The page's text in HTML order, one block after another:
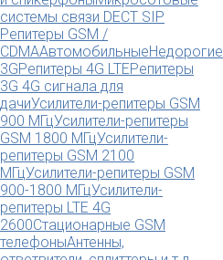
системы связи DECT SIP
Репитеры GSM /
CDMAАвтомобильныеНедорогие
3GРепитеры 4G LTEРепитеры
3G 4G сигнала для
дачиУсилители-репитеры GSM
900 МГцУсилители-репитеры
GSM 1800 МГцУсилители-
репитеры GSM 2100
МГцУсилители-репитеры GSM
900-1800 МГцУсилители-
репитеры LTE 4G
2600Стационарные GSM
телефоныАнтенны,